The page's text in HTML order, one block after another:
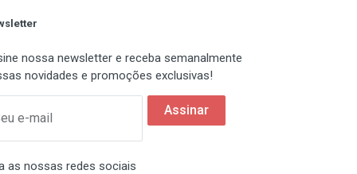
nossa newsletter e receba semanalmente
novidades e promoções exclusivas!
e-mail
Assinar
as nossas redes sociais